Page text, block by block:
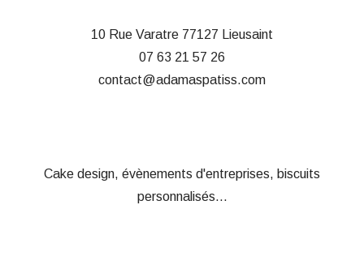
10 Rue Varatre 77127 Lieusaint
07 63 21 57 26
contact@adamaspatiss.com
Cake design, évènements d'entreprises, biscuits
personnalisés...